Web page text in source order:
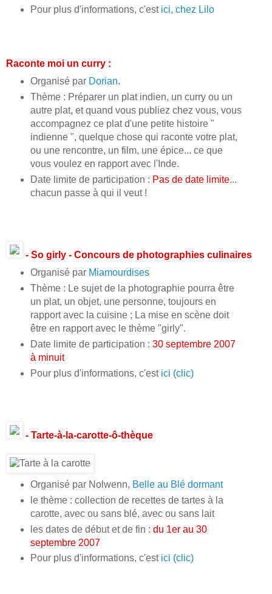
Pour plus d'informations, c'est ici, chez Lilo
Raconte moi un curry :
Organisé par Dorian.
Thème : Préparer un plat indien, un curry ou un
autre plat, et quand vous publiez chez vous, vous
accompagnez ce plat d'une petite histoire "
indienne ", quelque chose qui raconte votre plat,
ou une rencontre, un film, une épice... ce que
vous voulez en rapport avec l'Inde.
Date limite de participation : Pas de date limite...
chacun passe à qui il veut !
- So girly - Concours de photographies culinaires
Organisé par Miamourdises
Thème : Le sujet de la photographie pourra être
un plat, un objet, une personne, toujours en
rapport avec la cuisine ; La mise en scène doit
être en rapport avec le thème "girly".
Date limite de participation : 30 septembre 2007
à minuit
Pour plus d'informations, c'est ici (clic)
- Tarte-à-la-carotte-ô-thèque
Organisé par Nolwenn, Belle au Blé dormant
le thème : collection de recettes de tartes à la
carotte, avec ou sans blé, avec ou sans lait
les dates de début et de fin : du 1er au 30
septembre 2007
Pour plus d'informations, c'est ici (clic)